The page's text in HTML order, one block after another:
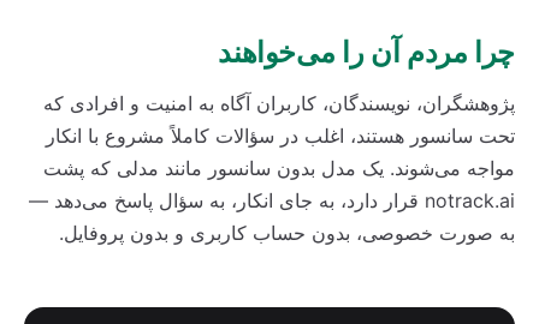
چرا مردم آن را می‌خواهند
پژوهشگران، نویسندگان، کاربران آگاه به امنیت و افرادی که
تحت سانسور هستند، اغلب در سؤالات کاملاً مشروع با انکار
مواجه می‌شوند. یک مدل بدون سانسور مانند مدلی که پشت
notrack.ai قرار دارد، به جای انکار، به سؤال پاسخ می‌دهد —
به صورت خصوصی، بدون حساب کاربری و بدون پروفایل.